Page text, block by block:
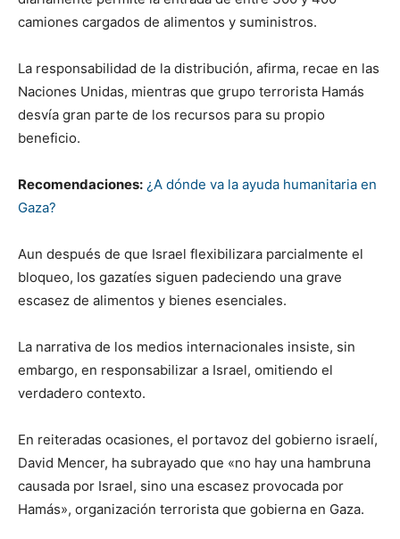
camiones cargados de alimentos y suministros.
La responsabilidad de la distribución, afirma, recae en las
Naciones Unidas, mientras que grupo terrorista Hamás
desvía gran parte de los recursos para su propio
beneficio.
Recomendaciones: ¿A dónde va la ayuda humanitaria en
Gaza?
Aun después de que Israel flexibilizara parcialmente el
bloqueo, los gazatíes siguen padeciendo una grave
escasez de alimentos y bienes esenciales.
La narrativa de los medios internacionales insiste, sin
embargo, en responsabilizar a Israel, omitiendo el
verdadero contexto.
En reiteradas ocasiones, el portavoz del gobierno israelí,
David Mencer, ha subrayado que «no hay una hambruna
causada por Israel, sino una escasez provocada por
Hamás», organización terrorista que gobierna en Gaza.